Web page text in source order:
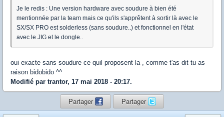
Je le redis : Une version hardware avec soudure à bien été
mentionnée par la team mais ce qu'ils s'apprêtent à sortir là avec le
SX/SX PRO est solderless (sans soudure..) et fonctionnel en l'état
avec le JIG et le dongle..
oui exacte sans soudure ce quil proposent la , comme t'as dit tu as
raison bidobido ^^
Modifié par trantor, 17 mai 2018 - 20:17.
Partager Partager